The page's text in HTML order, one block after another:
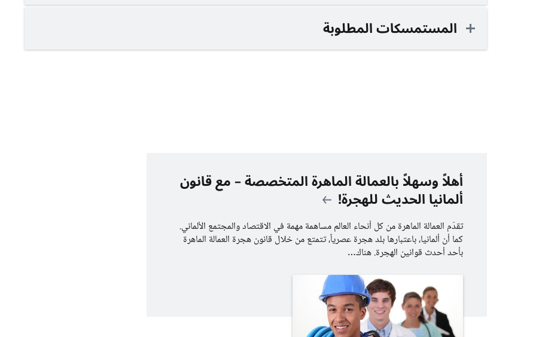
المستمسكات المطلوبة
أهلاً وسهلاً بالعمالة الماهرة المتخصصة – مع قانون
ألمانيا الحديث للهجرة!
تقدّم العمالة الماهرة من كل أنحاء العالم مساهمة مهمة في الاقتصاد والمجتمع الألماني.
كما أن ألمانيا، باعتبارها بلد هجرة عصرياً، تتمتع من خلال قانون هجرة العمالة الماهرة
بأحد أحدث قوانين الهجرة. هناك…